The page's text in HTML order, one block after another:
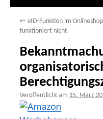
← eID-Funktion im Onlineshop
funktioniert nicht
Veröffentlicht am 15. März